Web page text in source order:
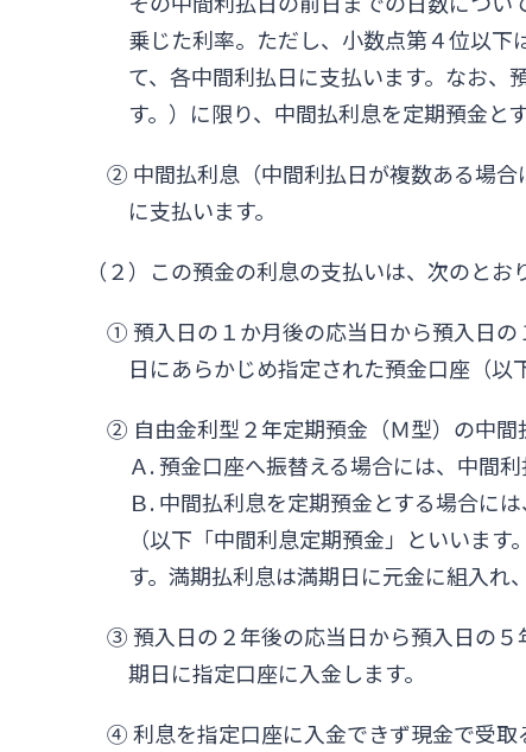
乗じた利率。ただし、小数点第４位以下
て、各中間利払日に支払います。なお
す。）に限り、中間払利息を定期預金と
② 中間払利息（中間利払日が複数ある場合
に支払います。
（２）この預金の利息の支払いは、次のとお
① 預入日の１か月後の応当日から預入日
日にあらかじめ指定された預金口座（以
② 自由金利型２年定期預金（Ｍ型）の中間
Ａ. 預金口座へ振替える場合には、中間
Ｂ. 中間払利息を定期預金とする場合に
（以下「中間利息定期預金」といいま
す。満期払利息は満期日に元金に組入れ
③ 預入日の２年後の応当日から預入日の
期日に指定口座に入金します。
④ 利息を指定口座に入金できず現金で受取